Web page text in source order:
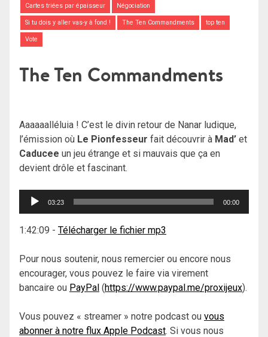
Cartes triées par épaisseur Négociation
Si tu dois y aller vas-y à fond ! The Ten Commandments top ten
Vote
The Ten Commandments
Aaaaaalléluia ! C’est le divin retour de Nanar ludique,
l’émission où Le Pionfesseur fait découvrir à Mad’ et
Caducee un jeu étrange et si mauvais que ça en
devient drôle et fascinant.
Lecteur
03:23 00:00
1:42:09 - Télécharger le fichier mp3
Pour nous soutenir, nous remercier ou encore nous
encourager, vous pouvez le faire via virement
bancaire ou PayPal (https://www.paypal.me/proxijeux).
Vous pouvez « streamer » notre podcast ou vous
abonner à notre flux Apple Podcast. Si vous nous